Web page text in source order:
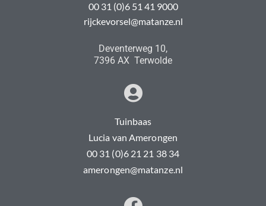
00 31 (0)6 51 41 9000
rijckevorsel@matanze.nl
Deventerweg 10,
7396 AX Terwolde
Tuinbaas
Lucia van Amerongen
00 31 (0)6 21 21 38 34
amerongen@matanze.nl